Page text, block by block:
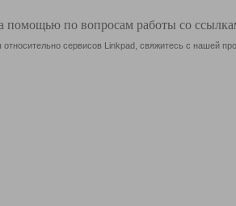
помощью по вопросам работы со
относительно сервисов Linkpad, свяжитесь с нашей